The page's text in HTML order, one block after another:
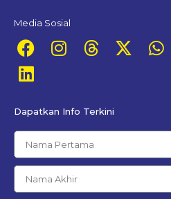
Media Sosial
Dapatkan Info Terkini